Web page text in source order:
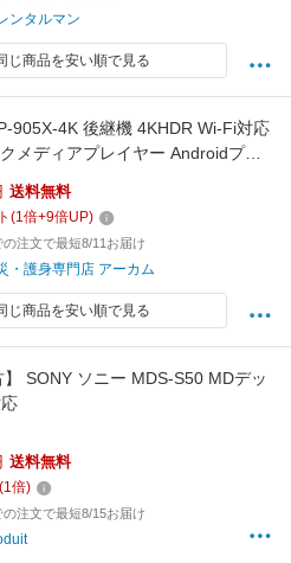
ンタルマン
じ商品を安い順で見る
905X-4K 後継機 4KHDR Wi-Fi対応
メディアプレイヤー Androidプレ
X4 TMP905X4-4K
送料無料
(1倍+9倍UP)
注文で最短8/11お届け
・護身専門店 アーカム
じ商品を安い順で見る
】 SONY ソニー MDS-S50 MDデッ
送料無料
(1倍)
注文で最短8/15お届け